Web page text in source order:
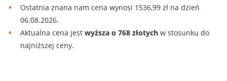
Ostatnia znana nam cena wynosi 1536,99 zł na dzień
06.08.2026.
Aktualna cena jest wyższa o 768 złotych w stosunku do
najniższej ceny.